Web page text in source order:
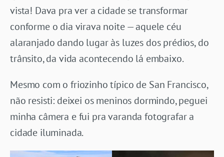
vista! Dava pra ver a cidade se transformar
conforme o dia virava noite — aquele céu
alaranjado dando lugar às luzes dos prédios, do
trânsito, da vida acontecendo lá embaixo.
Mesmo com o friozinho típico de San Francisco,
não resisti: deixei os meninos dormindo, peguei
minha câmera e fui pra varanda fotografar a
cidade iluminada.